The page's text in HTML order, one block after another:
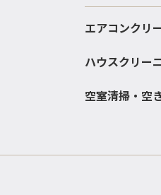
エアコンクリ
ハウスクリー
空室清掃・空